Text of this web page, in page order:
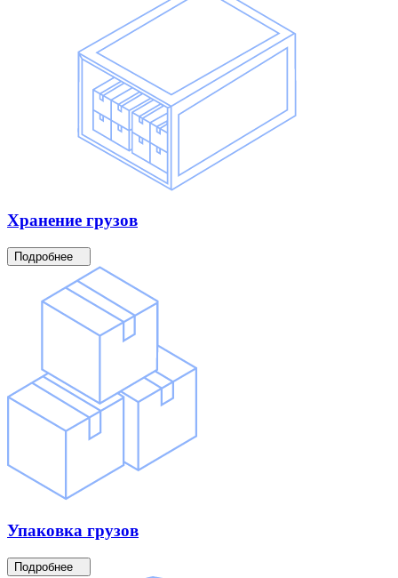
Хранение грузов
Подробнее
Упаковка грузов
Подробнее